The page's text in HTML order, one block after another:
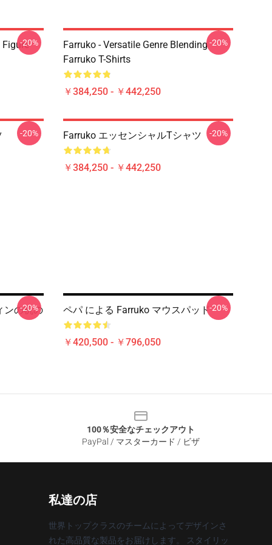
-20%
Farruko - Versatile Genre Blending
Farruko T-Shirts
￥384,250 - ￥442,250
-20%
-20% Farruko エッセンシャルTシャツ
￥384,250 - ￥442,250
-20%
ンの机の
-20% ペパ による Farruko マウスパッド
￥420,500 - ￥796,050
-20%
100％安全なチェックアウト
PayPal / マスターカード / ビザ
私達の店
世界トップクラスのチームによってデザインさ
れた高品質な製品をお届けします。 スタイリッ